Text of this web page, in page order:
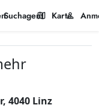
Suchagent
map Karte
person
4040 Linz